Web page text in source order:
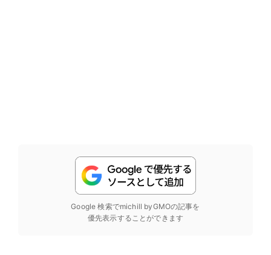
Google 検索でmichill byGMOの記事を
優先表示することができます